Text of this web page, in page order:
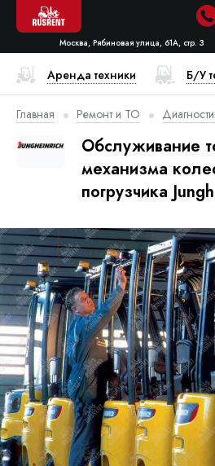
Москва, Рябиновая улица, 61А, стр. 3
Аренда техники Б/У
Главная Ремонт и ТО
Обслуживание
механизма
погрузчика